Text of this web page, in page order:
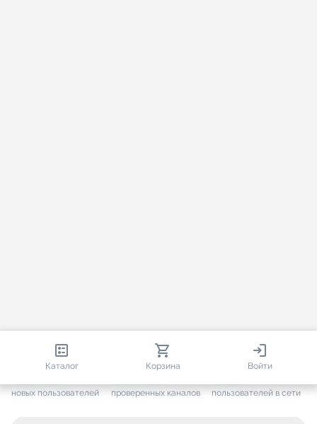
Каталог Корзина Войти
812 985
новых пользователей проверенных каналов пользователей в сети